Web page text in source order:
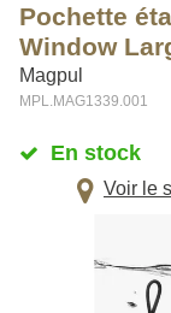
Pochette
Window
Magpul
MPL.MAG1339.001
En stock
Voir le